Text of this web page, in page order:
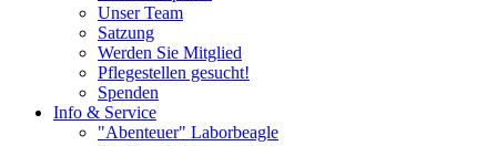
Unser Team
Satzung
Werden Sie Mitglied
Pflegestellen gesucht!
Spenden
Info & Service
"Abenteuer" Laborbeagle